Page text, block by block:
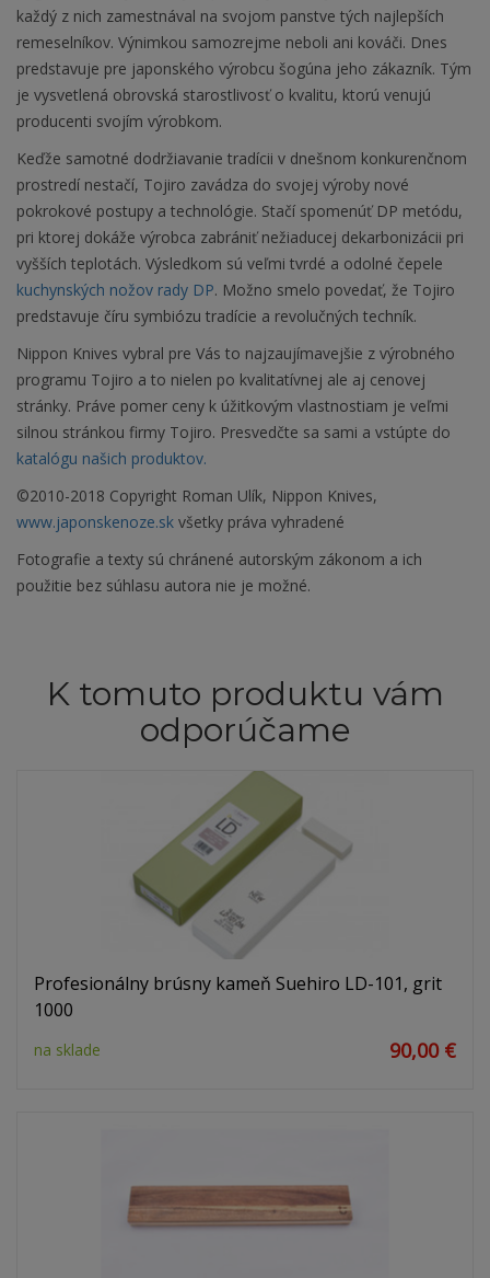
každý z nich zamestnával na svojom panstve tých najlepších
remeselníkov. Výnimkou samozrejme neboli ani kováči. Dnes
predstavuje pre japonského výrobcu šogúna jeho zákazník. Tým
je vysvetlená obrovská starostlivosť o kvalitu, ktorú venujú
producenti svojím výrobkom.
Keďže samotné dodržiavanie tradícii v dnešnom konkurenčnom
prostredí nestačí, Tojiro zavádza do svojej výroby nové
pokrokové postupy a technológie. Stačí spomenúť DP metódu,
pri ktorej dokáže výrobca zabrániť nežiaducej dekarbonizácii pri
vyšších teplotách. Výsledkom sú veľmi tvrdé a odolné čepele
kuchynských nožov rady DP. Možno smelo povedať, že Tojiro
predstavuje číru symbiózu tradície a revolučných techník.
Nippon Knives vybral pre Vás to najzaujímavejšie z výrobného
programu Tojiro a to nielen po kvalitatívnej ale aj cenovej
stránky. Práve pomer ceny k úžitkovým vlastnostiam je veľmi
silnou stránkou firmy Tojiro. Presvedčte sa sami a vstúpte do
katalógu našich produktov.
©2010-2018 Copyright Roman Ulík, Nippon Knives,
www.japonskenoze.sk všetky práva vyhradené
Fotografie a texty sú chránené autorským zákonom a ich
použitie bez súhlasu autora nie je možné.
K tomuto produktu vám
odporúčame
Profesionálny brúsny kameň Suehiro LD-101, grit
1000
na sklade 90,00 €